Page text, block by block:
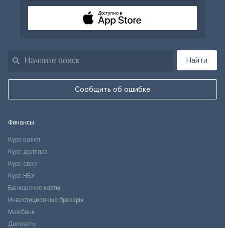
Найти
Сообщить об ошибке
Доступно в
Финансы
Курс валют
Курс доллара
Курс евро
Курс НБУ
Банковские карты
Инвестиционные брокеры
Межбанк
Депозиты